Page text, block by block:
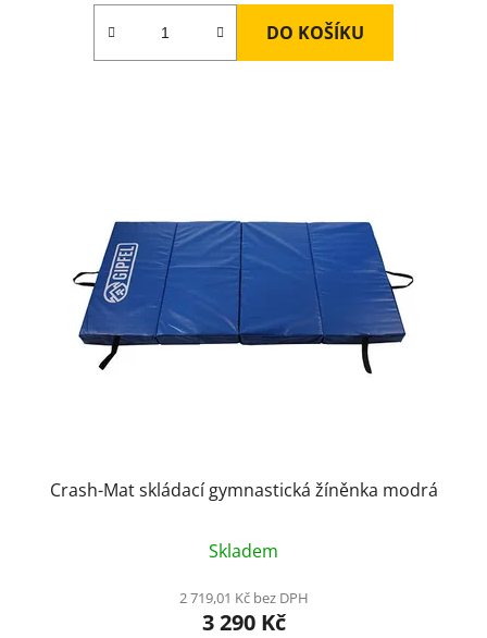
DO KOŠÍKU
Crash-Mat skládací gymnastická žíněnka modrá
Skladem
2 719,01 Kč bez DPH
3 290 Kč